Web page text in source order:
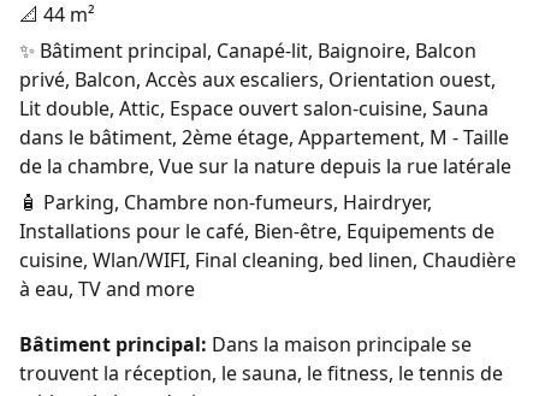
📐 44 m²
✨ Bâtiment principal, Canapé-lit, Baignoire, Balcon
privé, Balcon, Accès aux escaliers, Orientation ouest,
Lit double, Attic, Espace ouvert salon-cuisine, Sauna
dans le bâtiment, 2ème étage, Appartement, M - Taille
de la chambre, Vue sur la nature depuis la rue latérale
🧴 Parking, Chambre non-fumeurs, Hairdryer,
Installations pour le café, Bien-être, Equipements de
cuisine, Wlan/WIFI, Final cleaning, bed linen, Chaudière
à eau, TV and more
Bâtiment principal: Dans la maison principale se
trouvent la réception, le sauna, le fitness, le tennis de